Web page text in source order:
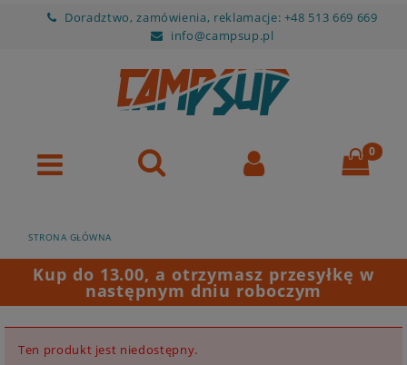
Doradztwo, zamówienia, reklamacje: +48 513 669 669
info@campsup.pl
STRONA GŁÓWNA
Kup do 13.00, a otrzymasz przesyłkę w
następnym dniu roboczym
Ten produkt jest niedostępny.